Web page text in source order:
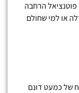
פוטנציאל הרחבה
גדלה או למי שחולם
של כמעט דונם